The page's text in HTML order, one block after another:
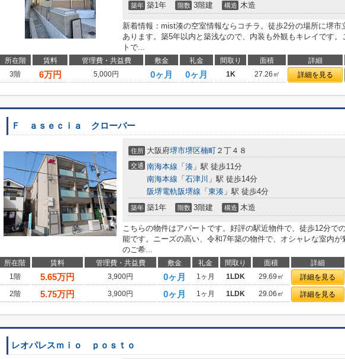
築年 築1年 階数 3階建 構造 木造
新着情報：mist湊の空室情報ならコチラ。徒歩2分の場所に堺市
あります。築5年以内と築浅なので、内装も外観もキレイです。
トで...
所在階 賃料 管理費・共益費 敷金 礼金 間取り 面積 詳細
3階
6万円 5,000円 0ヶ月 0ヶ月 1K 27.26㎡ 詳細を見る
Ｆ ａｓｅｃｉａ クローバー
住所 大阪府堺市堺区楠町 ２丁４８
交通 南海本線 「 湊 」駅 徒歩11分
南海本線 「 石津川 」駅 徒歩14分
阪堺電軌阪堺線 「 東湊 」駅 徒歩4分
築年 築1年 階数 3階建 構造 木造
こちらの物件はアパートです。好評の駅近物件で、徒歩12分で
能です。ニーズの高い、令和7年築の物件で、オシャレな室内が
のご希...
所在階 賃料 管理費・共益費 敷金 礼金 間取り 面積 詳細
1階
5.65万円 3,900円 0ヶ月 1ヶ月 1LDK 29.69㎡ 詳細を見る
2階
5.75万円 3,900円 0ヶ月 1ヶ月 1LDK 29.06㎡ 詳細を見る
レオパレスｍｉｏ ｐｏｓｔｏ